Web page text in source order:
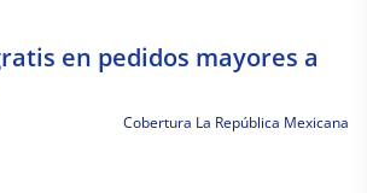
en pedidos mayores a
Cobertura La República Mexicana